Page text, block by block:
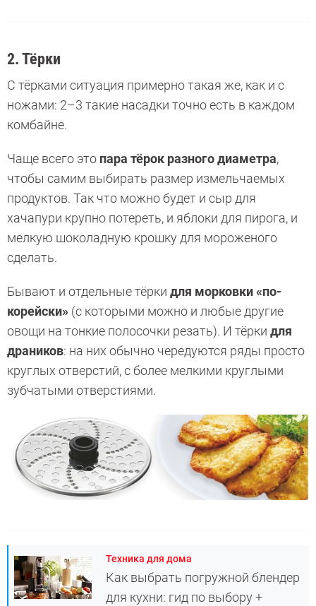
2. Тёрки
С тёрками ситуация примерно такая же, как и с
ножами: 2–3 такие насадки точно есть в каждом
комбайне.
Чаще всего это пара тёрок разного диаметра,
чтобы самим выбирать размер измельчаемых
продуктов. Так что можно будет и сыр для
хачапури крупно потереть, и яблоки для пирога, и
мелкую шоколадную крошку для мороженого
сделать.
Бывают и отдельные тёрки для морковки «по-
корейски» (с которыми можно и любые другие
овощи на тонкие полосочки резать). И тёрки для
драников: на них обычно чередуются ряды просто
круглых отверстий, с более мелкими круглыми
зубчатыми отверстиями.
Техника для дома
Как выбрать погружной блендер
для кухни: гид по выбору +